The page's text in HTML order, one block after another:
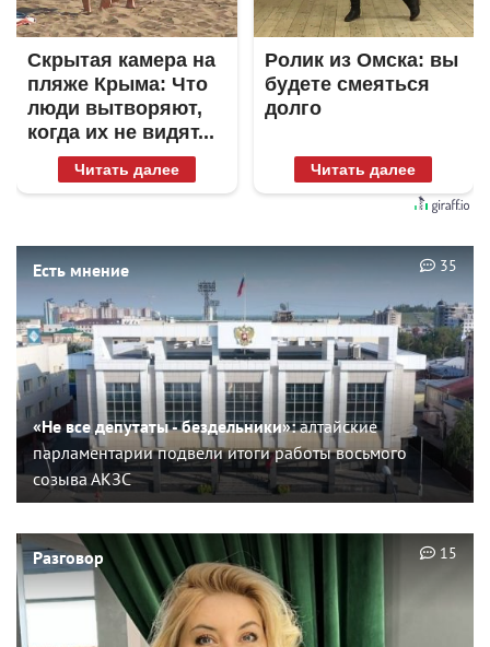
Скрытая камера на
пляже Крыма: Что
люди вытворяют,
когда их не видят...
Читать далее
Ролик из Омска: вы
будете смеяться
долго
Читать далее
Есть мнение
«Не все депутаты - бездельники»:алтайские
парламентарии подвели итоги работы восьмого
созыва АКЗС
35
Разговор 15